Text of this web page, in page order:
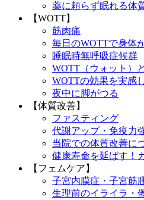
薬に頼らず眠れる体
【WOTT】
筋肉痛
毎日のWOTTで身体
睡眠時無呼吸症候群
WOTT（ウォット）
WOTTの効果を実感
夜中に脚がつる
【体質改善】
ファスティング
代謝アップ・免疫力
当院での体質改善に
健康寿命を延ばす！
【フェムケア】
子宮内膜症・子宮筋
生理前のイライラ・